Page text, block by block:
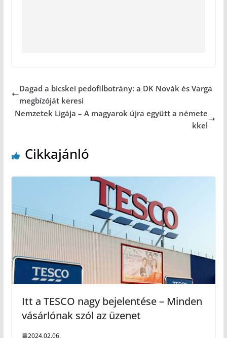
Dagad a bicskei pedofilbotrány: a DK Novák és Varga
megbízóját keresi
Nemzetek Ligája – A magyarok újra együtt a némete
kkel
Cikkajánló
Itt a TESCO nagy bejelentése – Minden
vásárlónak szól az üzenet
2024.02.06.